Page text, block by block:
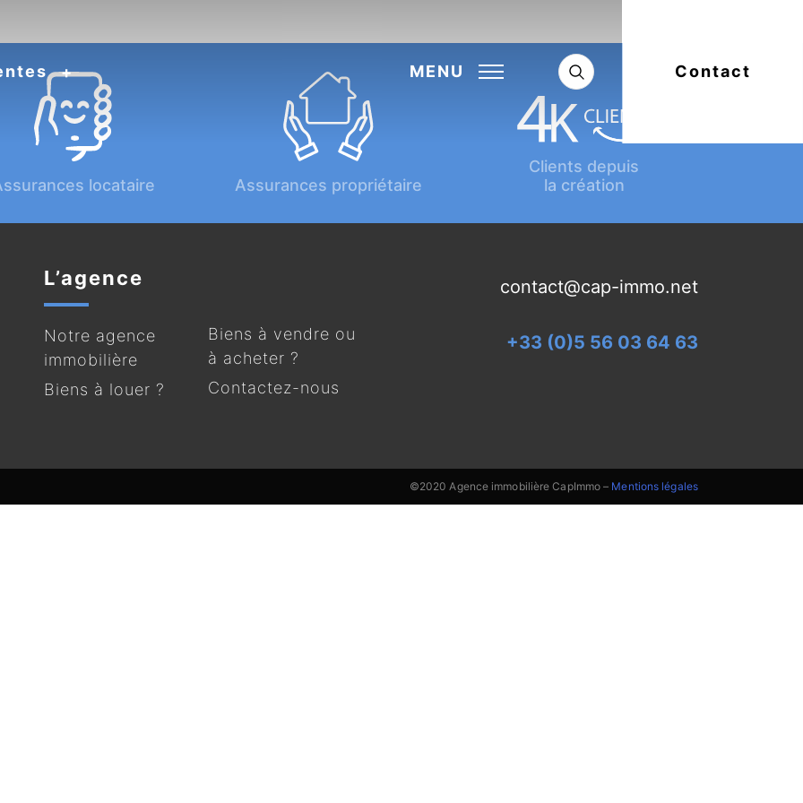
MENU Contact
locataire Assurances propriétaire
Clients depuis
la création
L’agence
Notre agence
immobilière
Biens à louer ?
Biens à vendre ou
à acheter ?
Contactez-nous
contact@cap-immo.net
+33 (0)5 56 03 64 63
©2020 Agence immobilière CapImmo – Mentions légales